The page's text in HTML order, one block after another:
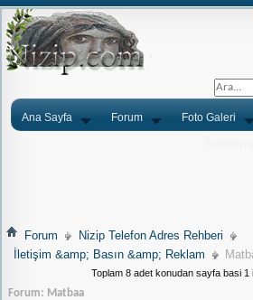
Ana Sayfa Forum Foto Galeri
Forum
Nizip Telefon Adres Rehberi
İletişim &amp; Basın &amp; Reklam
Toplam 8 adet konudan sayfa basi
Forum: Matbaa